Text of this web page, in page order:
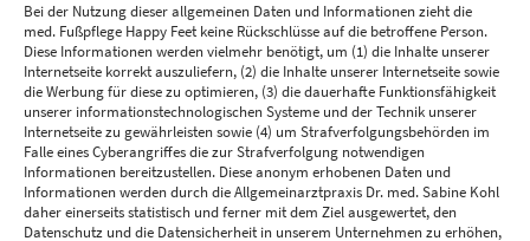
Bei der Nutzung dieser allgemeinen Daten und Informationen zieht die
med. Fußpflege Happy Feet keine Rückschlüsse auf die betroffene Person.
Diese Informationen werden vielmehr benötigt, um (1) die Inhalte unserer
Internetseite korrekt auszuliefern, (2) die Inhalte unserer Internetseite sowie
die Werbung für diese zu optimieren, (3) die dauerhafte Funktionsfähigkeit
unserer informationstechnologischen Systeme und der Technik unserer
Internetseite zu gewährleisten sowie (4) um Strafverfolgungsbehörden im
Falle eines Cyberangriffes die zur Strafverfolgung notwendigen
Informationen bereitzustellen. Diese anonym erhobenen Daten und
Informationen werden durch die Allgemeinarztpraxis Dr. med. Sabine Kohl
daher einerseits statistisch und ferner mit dem Ziel ausgewertet, den
Datenschutz und die Datensicherheit in unserem Unternehmen zu erhöhen,